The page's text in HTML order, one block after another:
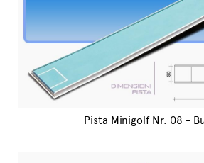
Pista Minigolf Nr. 08 -